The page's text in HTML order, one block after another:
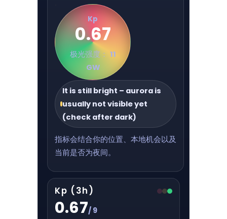
Kp
0.67
极光强度： 11
GW
It is still bright – aurora is
usually not visible yet
(check after dark)
指标会结合你的位置、本地机会以及
当前是否为夜间。
Kp (3h)
0.67/ 9